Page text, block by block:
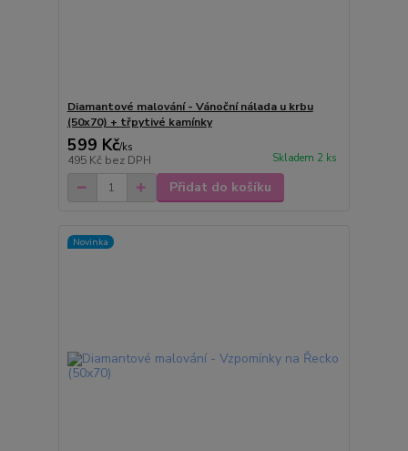
Diamantové malování - Vánoční nálada u krbu
(50x70) + třpytivé kamínky
599 Kč/ks
495 Kč bez DPH Skladem 2 ks
Přidat do košíku
Novinka